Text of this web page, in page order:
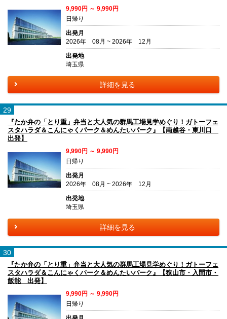
9,990円 ～ 9,990円
日帰り
出発月
2026年 08月 ~ 2026年 12月
出発地
埼玉県
詳細を見る
29
『たか弁の「とり重」弁当と大人気の群馬工場見学めぐり！ガトーフェ
スタハラダ＆こんにゃくパーク＆めんたいパーク』【南越谷・東川口
出発】
9,990円 ～ 9,990円
日帰り
出発月
2026年 08月 ~ 2026年 12月
出発地
埼玉県
詳細を見る
30
『たか弁の「とり重」弁当と大人気の群馬工場見学めぐり！ガトーフェ
スタハラダ＆こんにゃくパーク＆めんたいパーク』【狭山市・入間市・
飯能 出発】
9,990円 ～ 9,990円
日帰り